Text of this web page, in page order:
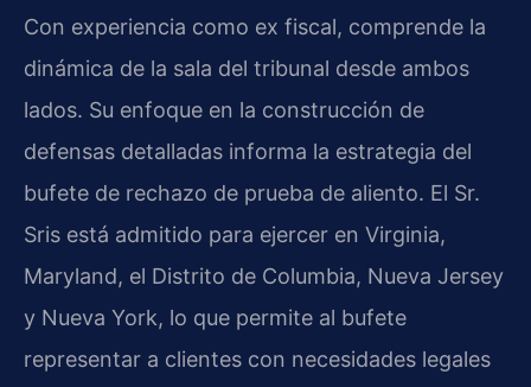
Con experiencia como ex fiscal, comprende la
dinámica de la sala del tribunal desde ambos
lados. Su enfoque en la construcción de
defensas detalladas informa la estrategia del
bufete de rechazo de prueba de aliento. El Sr.
Sris está admitido para ejercer en Virginia,
Maryland, el Distrito de Columbia, Nueva Jersey
y Nueva York, lo que permite al bufete
representar a clientes con necesidades legales